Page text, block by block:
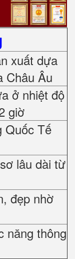
xuất dựa
Châu Âu
ở nhiệt độ
giờ
Quốc Tế
lâu dài từ
đẹp nhờ
năng thông